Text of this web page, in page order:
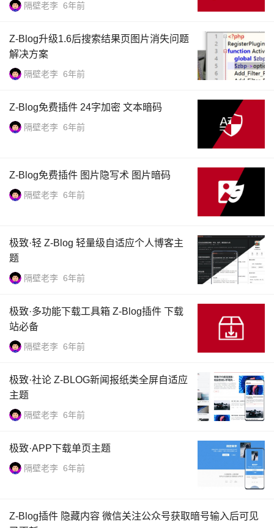
隔壁老李 6年前
Z-Blog升级1.6后搜索结果页图片消失问题
解决方案
隔壁老李 6年前
Z-Blog免费插件 24字加密 文本暗码
隔壁老李 6年前
Z-Blog免费插件 图片隐写术 图片暗码
隔壁老李 6年前
极致·轻 Z-Blog 轻量级自适应个人博客主
题
隔壁老李 6年前
极致·多功能下载工具箱 Z-Blog插件 下载
站必备
隔壁老李 6年前
极致·社论 Z-BLOG新闻报纸类全屏自适应
主题
隔壁老李 6年前
极致·APP下载单页主题
隔壁老李 6年前
Z-Blog插件 隐藏内容 微信关注公众号获取暗号输入后可见